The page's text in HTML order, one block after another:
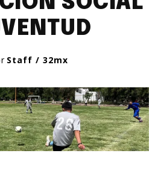
Staff / 32mx